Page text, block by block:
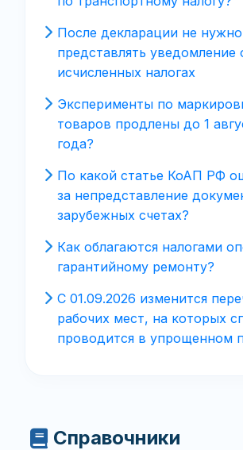
После декларации не нужно
представлять уведомление
исчисленных налогах
Эксперименты по
товаров продлены до 1
года?
По какой статье КоАП РФ
за непредставление
зарубежных счетах?
Как облагаются налогами
гарантийному ремонту?
С 01.09.2026 изменится
рабочих мест, на которых
проводится в упрощенном
Справочники